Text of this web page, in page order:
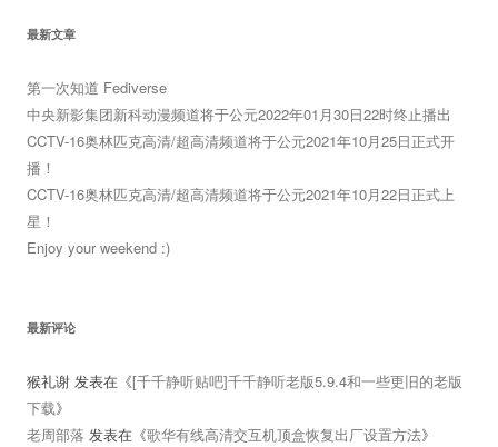
导
航
最新文章
第一次知道 Fediverse
中央新影集团新科动漫频道将于公元2022年01月30日22时终止播出
CCTV-16奥林匹克高清/超高清频道将于公元2021年10月25日正式开
播！
CCTV-16奥林匹克高清/超高清频道将于公元2021年10月22日正式上
星！
Enjoy your weekend :)
最新评论
猴礼谢 发表在《[千千静听贴吧]千千静听老版5.9.4和一些更旧的老版
下载》
老周部落 发表在《歌华有线高清交互机顶盒恢复出厂设置方法》